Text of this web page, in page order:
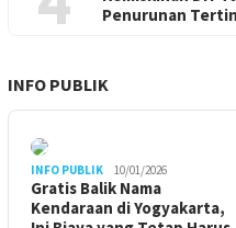
Penurunan
INFO PUBLIK
INFO PUBLIK 10/01/2026
Gratis Balik Nama
Kendaraan di Yogyakarta,